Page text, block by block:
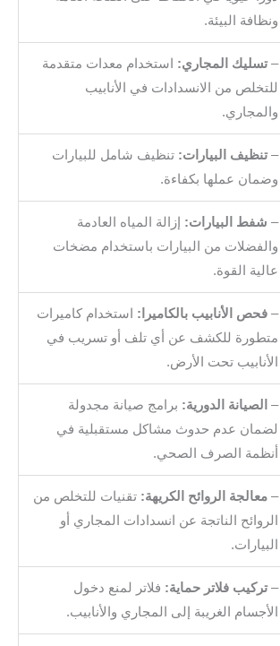
ونظافة البيئة.
–تسليك المجاري: استخدام معدات متقدمة
للتخلص من الانسدادات في الأنابيب
والمجاري.
–تنظيف البيارات: تنظيف شامل للبيارات
وضمان عملها بكفاءة.
– شفط البيارات: إزالة المياه العادمة
والفضلات من البيارات باستخدام مضخات
عالية القوة.
– فحص الأنابيب بالكاميرا: استخدام كاميرات
متطورة للكشف عن أي تلف أو تسريب في
الأنابيب تحت الأرض.
– الصيانة الدورية: برامج صيانة مجدولة
لضمان عدم حدوث مشاكل مستقبلية في
أنظمة الصرف الصحي.
– معالجة الروائح الكريهة: تقنيات للتخلص من
الروائح الناتجة عن انسدادات المجاري أو
البيارات.
–تركيب فلاتر حماية: فلاتر لمنع دخول
الأجسام الغريبة إلى المجاري والأنابيب.